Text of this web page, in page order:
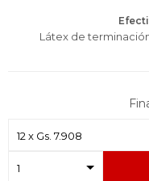
Látex de